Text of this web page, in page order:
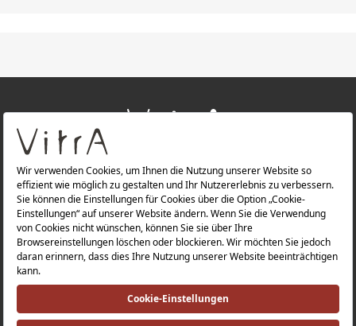
ÜBER UNS
PRODUKTE